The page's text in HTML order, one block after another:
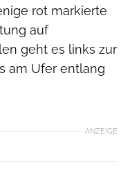
rot markierte
auf
geht es links zur
am Ufer entlang
ANZEIGE